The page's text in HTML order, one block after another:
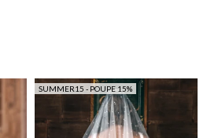
SUMMER15 - POUPE 15%